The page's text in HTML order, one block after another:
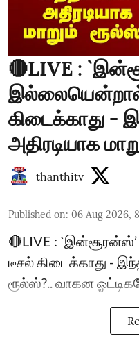
🔴LIVE :
கிடைக்காது -
அதிரடியாக
thanthitv
Published on: 06 Aug 2026,
🔴LIVE :
டீசல் கிடைக்காது -
ரூல்ஸ்?.. வாகன